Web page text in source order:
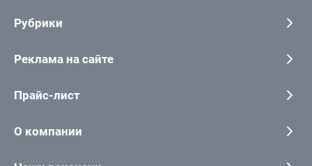
Рубрики
Реклама на сайте
Прайс-лист
О компании